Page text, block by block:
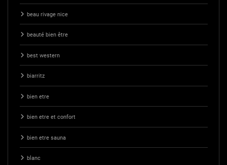
beau rivage nice
beauté bien être
best western
biarritz
bien etre
bien etre et confort
bien etre sauna
blanc